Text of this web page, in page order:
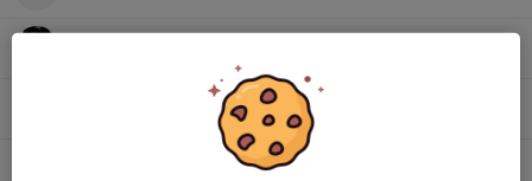
17. Mårten Hermansson Kling